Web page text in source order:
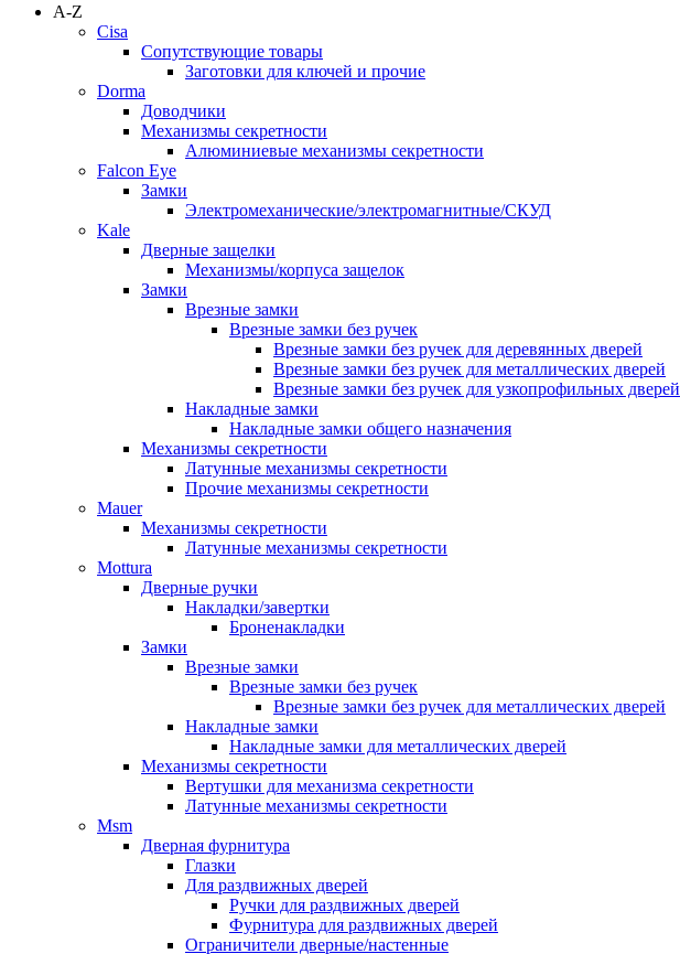
A-Z
Cisa
Сопутствующие товары
Заготовки для ключей и прочие
Dorma
Доводчики
Механизмы секретности
Алюминиевые механизмы секретности
Falcon Eye
Замки
Электромеханические/электромагнитные/СКУД
Kale
Дверные защелки
Механизмы/корпуса защелок
Замки
Врезные замки
Врезные замки без ручек
Врезные замки без ручек для деревянных дверей
Врезные замки без ручек для металлических дверей
Врезные замки без ручек для узкопрофильных дверей
Накладные замки
Накладные замки общего назначения
Механизмы секретности
Латунные механизмы секретности
Прочие механизмы секретности
Mauer
Механизмы секретности
Латунные механизмы секретности
Mottura
Дверные ручки
Накладки/завертки
Броненакладки
Замки
Врезные замки
Врезные замки без ручек
Врезные замки без ручек для металлических дверей
Накладные замки
Накладные замки для металлических дверей
Механизмы секретности
Вертушки для механизма секретности
Латунные механизмы секретности
Msm
Дверная фурнитура
Глазки
Для раздвижных дверей
Ручки для раздвижных дверей
Фурнитура для раздвижных дверей
Ограничители дверные/настенные